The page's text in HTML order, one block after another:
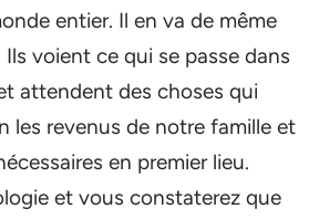
entier. Il en va de même
voient ce qui se passe dans
attendent des choses qui
les revenus de notre famille et
en premier lieu.
et vous constaterez que